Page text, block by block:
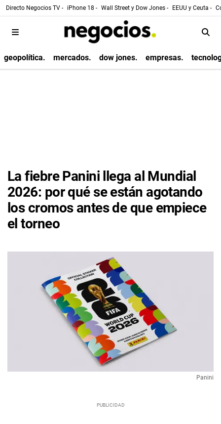
Directo Negocios TV - iPhone 18 - Wall Street y Dow Jones - EEUU y Ceuta -
geopolítica. mercados. dow jones. empresas.
La fiebre Panini llega al Mundial
2026: por qué se están agotando
los cromos antes de que empiece
el torneo
Panini